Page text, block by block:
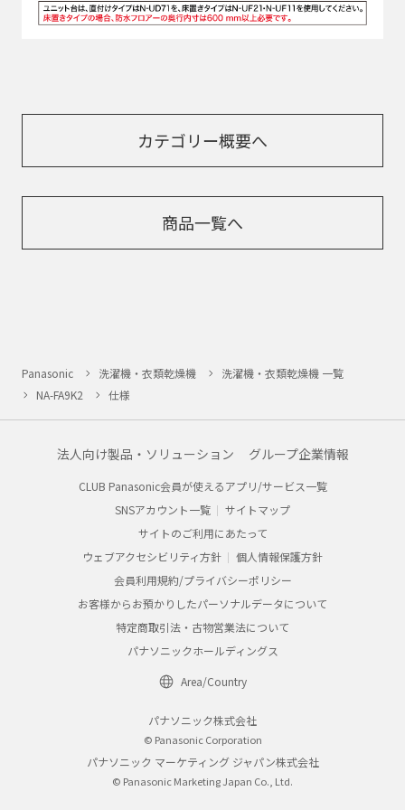
カテゴリー概要へ
商品一覧へ
Panasonic 洗濯機・衣類乾燥機
洗濯機・衣類乾燥機 一覧
NA-FA9K2
仕様
法人向け製品・ソリューション グループ企業情報
CLUB Panasonic会員が使えるアプリ/サービス一覧
SNSアカウント一覧
サイトマップ
サイトのご利用にあたって
ウェブアクセシビリティ方針
個人情報保護方針
会員利用規約/プライバシーポリシー
お客様からお預かりしたパーソナルデータについて
特定商取引法・古物営業法について
パナソニックホールディングス
Area/Country
パナソニック株式会社
© Panasonic Corporation
パナソニック マーケティング ジャパン株式会社
© Panasonic Marketing Japan Co., Ltd.